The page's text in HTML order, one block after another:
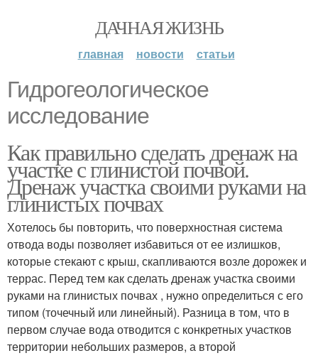
ДАЧНАЯ ЖИЗНЬ
главная новости статьи
Гидрогеологическое
исследование
Как правильно сделать дренаж на
участке с глинистой почвой.
Дренаж участка своими руками на
глинистых почвах
Хотелось бы повторить, что поверхностная система
отвода воды позволяет избавиться от ее излишков,
которые стекают с крыш, скапливаются возле дорожек и
террас. Перед тем как сделать дренаж участка своими
руками на глинистых почвах , нужно определиться с его
типом (точечный или линейный). Разница в том, что в
первом случае вода отводится с конкретных участков
территории небольших размеров, а второй